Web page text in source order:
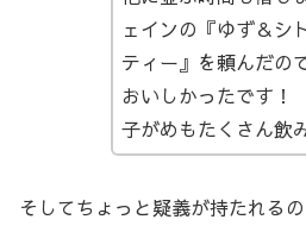
ェインの『ゆず＆シ
ティー』を頼んだの
おいしかったです！
子がめもたくさん飲
そしてちょっと疑義が持たれる